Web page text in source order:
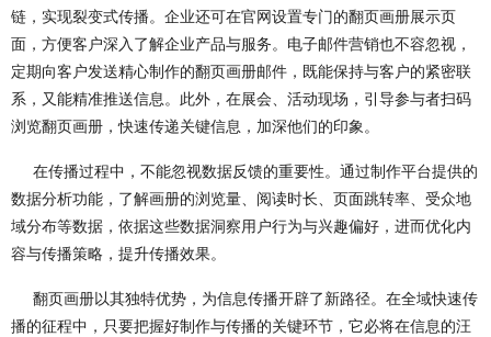
链，实现裂变式传播。企业还可在官网设置专门的翻页画册展示页
面，方便客户深入了解企业产品与服务。电子邮件营销也不容忽视，
定期向客户发送精心制作的翻页画册邮件，既能保持与客户的紧密联
系，又能精准推送信息。此外，在展会、活动现场，引导参与者扫码
浏览翻页画册，快速传递关键信息，加深他们的印象。
在传播过程中，不能忽视数据反馈的重要性。通过制作平台提供的
数据分析功能，了解画册的浏览量、阅读时长、页面跳转率、受众地
域分布等数据，依据这些数据洞察用户行为与兴趣偏好，进而优化内
容与传播策略，提升传播效果。
翻页画册以其独特优势，为信息传播开辟了新路径。在全域快速传
播的征程中，只要把握好制作与传播的关键环节，它必将在信息的汪